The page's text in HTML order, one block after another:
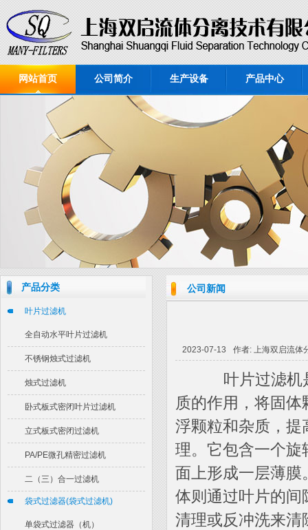
网站首页 公司简介 生产设备 产品中心
产品分类
叶片过滤机
全自动水平叶片过滤机
不锈钢烛式过滤机
烛式过滤机
卧式板式密闭叶片过滤机
立式板式密闭过滤机
PA/PE微孔精密过滤机
二（三）合一过滤机
袋式过滤器(袋式过滤机)
单袋式过滤器（机）
公司新闻
2023-07-13 作者: 上海双启流体
叶片过滤机是
质的作用，将固
浮颗粒和杂质，提
理。它包含一个旋
面上形成一层薄膜
体则通过叶片的间
清理或反冲洗来清